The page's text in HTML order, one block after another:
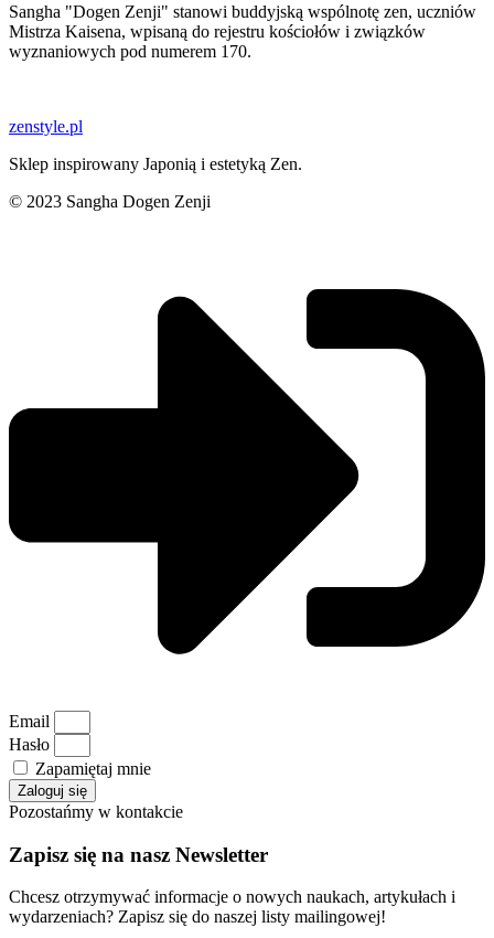
Sangha "Dogen Zenji" stanowi buddyjską wspólnotę zen, uczniów
Mistrza Kaisena, wpisaną do rejestru kościołów i związków
wyznaniowych pod numerem 170.
zenstyle.pl
Sklep inspirowany Japonią i estetyką Zen.
© 2023 Sangha Dogen Zenji
Email
Hasło
Zapamiętaj mnie
Zaloguj się
Pozostańmy w kontakcie
Zapisz się na nasz Newsletter
Chcesz otrzymywać informacje o nowych naukach, artykułach i
wydarzeniach? Zapisz się do naszej listy mailingowej!